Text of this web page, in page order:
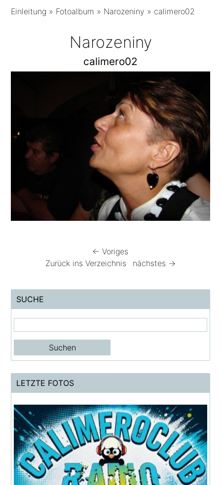
Einleitung » Fotoalbum » Narozeniny » calimero02
Narozeniny
calimero02
← Voriges
Zurück ins Verzeichnis
nächstes →
SUCHE
LETZTE FOTOS